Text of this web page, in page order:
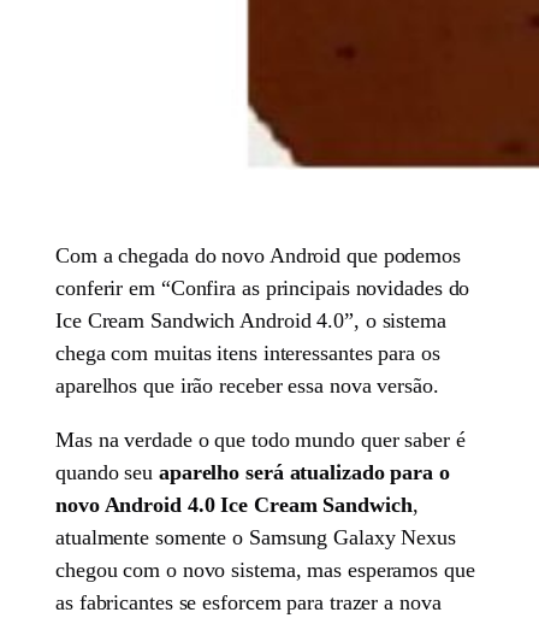
Com a chegada do novo Android que podemos
conferir em “Confira as principais novidades do
Ice Cream Sandwich Android 4.0”, o sistema
chega com muitas itens interessantes para os
aparelhos que irão receber essa nova versão.
Mas na verdade o que todo mundo quer saber é
quando seu aparelho será atualizado para o
novo Android 4.0 Ice Cream Sandwich,
atualmente somente o Samsung Galaxy Nexus
chegou com o novo sistema, mas esperamos que
as fabricantes se esforcem para trazer a nova